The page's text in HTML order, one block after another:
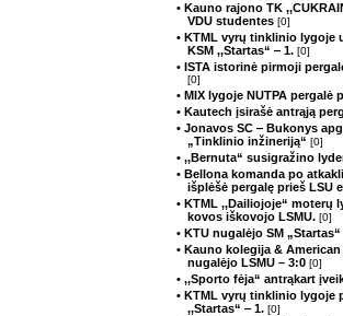
• Kauno rajono TK
VDU studentes [0]
• KTML vyrų tinklinio lygoje
KSM ,,Startas“ ‒ 1. [0]
• ISTA istorinė pirmoji
[0]
• MIX lygoje NUTPA pergalė
• Kautech įsirašė antrąją
• Jonavos SC ‒ Bukonys
„Tinklinio inžineriją“ [0]
• ,,Bernuta“ susigražino
• Bellona komanda po
išplėšė pergalę prieš LSU
• KTML ,,Dailiojoje“ moterų
kovos iškovojo LSMU. [0]
• KTU nugalėjo SM
• Kauno kolegija &
nugalėjo LSMU – 3:0 [0]
• ,,Sporto fėja“ antrąkart
• KTML vyrų tinklinio lygoje
,,Startas“ ‒ 1. [0]